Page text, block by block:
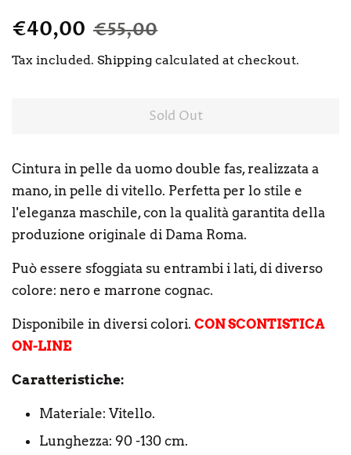
Regular
€40,00 Sale
€55,00
Tax included. Shipping calculated at checkout.
Sold Out
Cintura in pelle da uomo double fas, realizzata a
mano, in pelle di vitello. Perfetta per lo stile e
l'eleganza maschile, con la qualità garantita della
produzione originale di Dama Roma.
Può essere sfoggiata su entrambi i lati, di diverso
colore: nero e marrone cognac.
Disponibile in diversi colori. CON SCONTISTICA
ON-LINE
Caratteristiche:
Materiale: Vitello.
Lunghezza: 90 -130 cm.